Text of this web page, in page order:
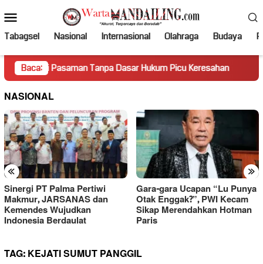
ke
kontenMobile
Tabagsel Nasional Internasional Olahraga Budaya
Baca:
Pasaman Tanpa Dasar Hukum Picu Keresahan Truk
NASIONAL
« »
Sinergi PT Palma Pertiwi
Makmur, JARSANAS dan
Kemendes Wujudkan
Indonesia Berdaulat
Gara-gara Ucapan “Lu Punya
Otak Enggak?”, PWI Kecam
Sikap Merendahkan Hotman
Paris
TAG:KEJATI SUMUT PANGGIL